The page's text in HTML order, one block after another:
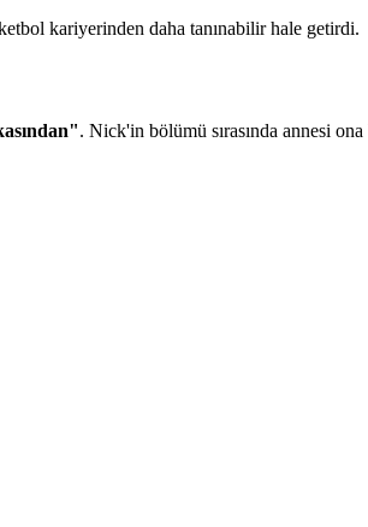
kariyerinden daha tanınabilir hale getirdi.
. Nick'in bölümü sırasında annesi